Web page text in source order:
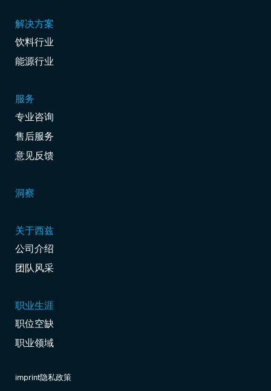
解决方案
饮料行业
能源行业
服务
专业咨询
售后服务
意见反馈
洞察
关于西兹
公司介绍
团队风采
职业生涯
职位空缺
职业领域
imprint隐私政策